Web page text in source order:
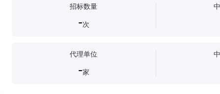
招标数量
-次
代理单位
-家